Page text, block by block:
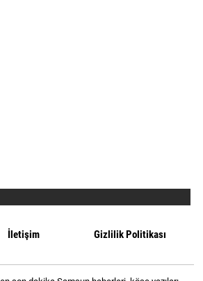
İletişim Gizlilik Politikası